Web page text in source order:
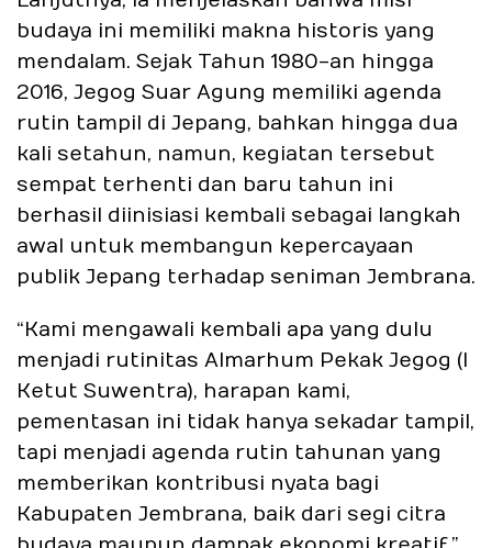
budaya ini memiliki makna historis yang
mendalam. Sejak Tahun 1980-an hingga
2016, Jegog Suar Agung memiliki agenda
rutin tampil di Jepang, bahkan hingga dua
kali setahun, namun, kegiatan tersebut
sempat terhenti dan baru tahun ini
berhasil diinisiasi kembali sebagai langkah
awal untuk membangun kepercayaan
publik Jepang terhadap seniman Jembrana.
“Kami mengawali kembali apa yang dulu
menjadi rutinitas Almarhum Pekak Jegog (I
Ketut Suwentra), harapan kami,
pementasan ini tidak hanya sekadar tampil,
tapi menjadi agenda rutin tahunan yang
memberikan kontribusi nyata bagi
Kabupaten Jembrana, baik dari segi citra